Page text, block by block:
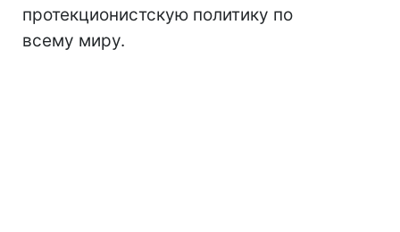
протекционистскую политику по
всему миру.